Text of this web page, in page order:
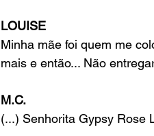
LOUISE
Minha mãe foi quem me
mais e então... Não
M.C.
(...) Senhorita Gypsy Rose